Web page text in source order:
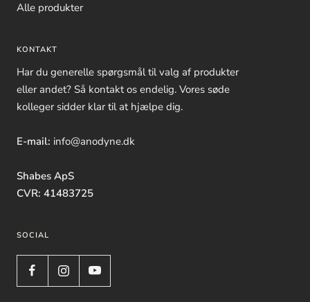
Alle produkter
KONTAKT
Har du generelle spørgsmål til valg af produkter
eller andet? Så kontakt os endelig. Vores søde
kolleger sidder klar til at hjælpe dig.
E-mail: info@anodyne.dk
Shabes ApS
CVR: 41483725
SOCIAL